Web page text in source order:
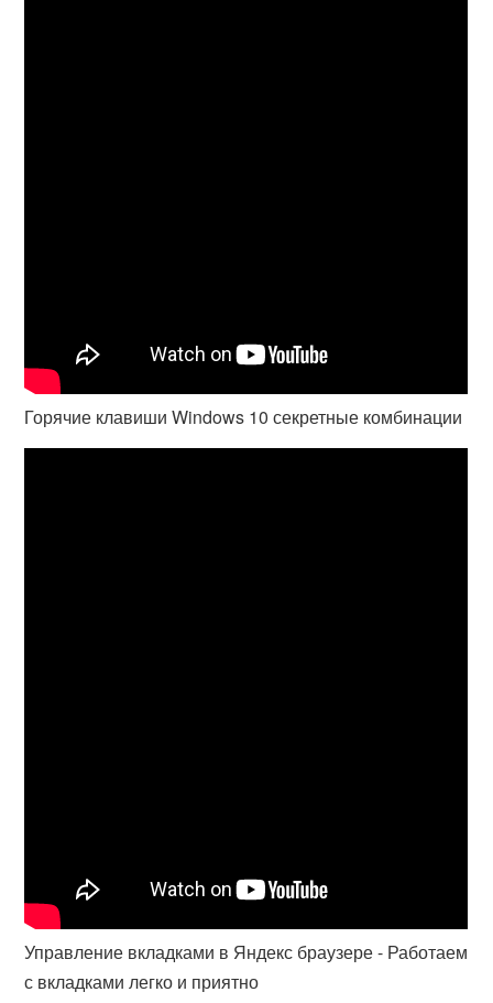
Горячие клавиши Windows 10 секретные комбинации
Управление вкладками в Яндекс браузере - Работаем
с вкладками легко и приятно